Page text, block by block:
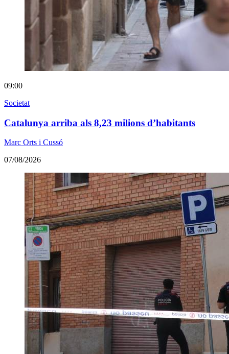
09:00
Societat
Catalunya arriba als 8,23 milions d’habitants
Marc Orts i Cussó
07/08/2026